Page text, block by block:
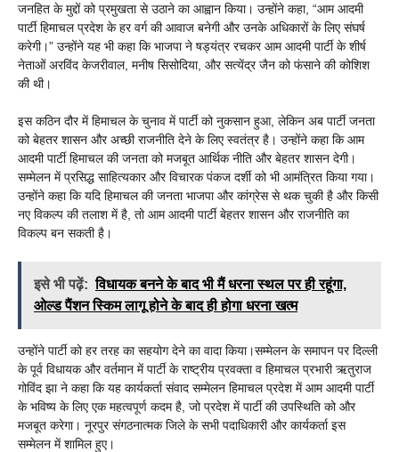
जनहित के मुद्दों को प्रमुखता से उठाने का आह्वान किया। उन्होंने कहा, “आम आदमी
पार्टी हिमाचल प्रदेश के हर वर्ग की आवाज बनेगी और उनके अधिकारों के लिए संघर्ष
करेगी।” उन्होंने यह भी कहा कि भाजपा ने षड्यंत्र रचकर आम आदमी पार्टी के शीर्ष
नेताओं अरविंद केजरीवाल, मनीष सिसोदिया, और सत्येंद्र जैन को फंसाने की कोशिश
की थी।
इस कठिन दौर में हिमाचल के चुनाव में पार्टी को नुकसान हुआ, लेकिन अब पार्टी जनता
को बेहतर शासन और अच्छी राजनीति देने के लिए स्वतंत्र है। उन्होंने कहा कि आम
आदमी पार्टी हिमाचल की जनता को मजबूत आर्थिक नीति और बेहतर शासन देगी।
सम्मेलन में प्रसिद्ध साहित्यकार और विचारक पंकज दर्शी को भी आमंत्रित किया गया।
उन्होंने कहा कि यदि हिमाचल की जनता भाजपा और कांग्रेस से थक चुकी है और किसी
नए विकल्प की तलाश में है, तो आम आदमी पार्टी बेहतर शासन और राजनीति का
विकल्प बन सकती है।
इसे भी पढ़ें: विधायक बनने के बाद भी मैं धरना स्थल पर ही रहूंगा,
ओल्ड पैंशन स्किम लागू होने के बाद ही होगा धरना खत्म
उन्होंने पार्टी को हर तरह का सहयोग देने का वादा किया।सम्मेलन के समापन पर दिल्ली
के पूर्व विधायक और वर्तमान में पार्टी के राष्ट्रीय प्रवक्ता व हिमाचल प्रभारी ऋतुराज
गोविंद झा ने कहा कि यह कार्यकर्ता संवाद सम्मेलन हिमाचल प्रदेश में आम आदमी पार्टी
के भविष्य के लिए एक महत्वपूर्ण कदम है, जो प्रदेश में पार्टी की उपस्थिति को और
मजबूत करेगा। नूरपुर संगठनात्मक जिले के सभी पदाधिकारी और कार्यकर्ता इस
सम्मेलन में शामिल हुए।